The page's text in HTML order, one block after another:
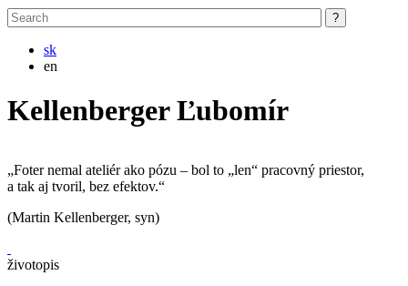
sk
en
Kellenberger Ľubomír
„Foter nemal ateliér ako pózu – bol to „len“ pracovný priestor,
a tak aj tvoril, bez efektov.“
(Martin Kellenberger, syn)
životopis